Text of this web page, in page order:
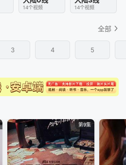
14个视频 14个视频
全部
3 4 5
第9集